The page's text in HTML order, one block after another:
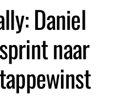
Daniel
naar